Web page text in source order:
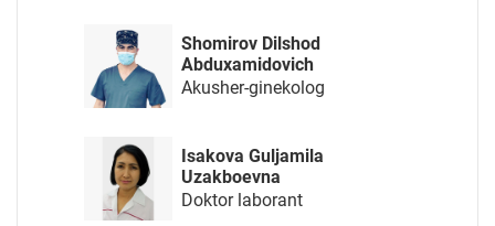
Shomirov Dilshod
Abduxamidovich
Akusher-ginekolog
Isakova Guljamila
Uzakboevna
Doktor laborant